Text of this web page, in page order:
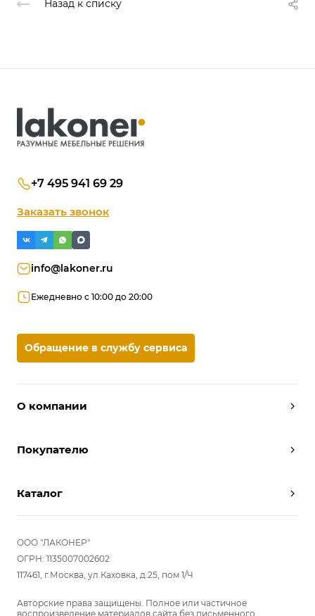
Назад к списку
О компании
Условия работы
Отзывы
Вопрос-ответ
Покупателю
Вызвать дизайнера
Реализованные проекты
Комплектуем шкаф-купе
Каталог
Шкафы
Прихожие
Гостиные
Гардеробные
Детские
ООО "ЛАКОНЕР"
ОГРН: 1135007002602
117461, г.Москва, ул.Каховка, д.25, пом 1/Ч
Авторские права защищены. Полное или частичное
воспроизведение материалов сайта без письменного
+7 495 941 69 29
Заказать звонок
info@lakoner.ru
Ежедневно с 10:00 до 20:00
Обращение в службу сервиса